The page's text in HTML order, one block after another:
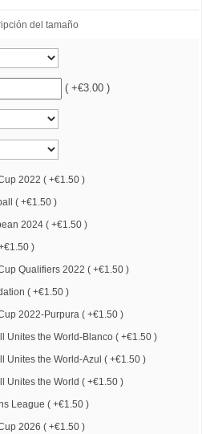
del tamaño
( +€3.00 )
2022 ( +€1.50 )
( +€1.50 )
2024 ( +€1.50 )
)
Qualifiers 2022 ( +€1.50 )
( +€1.50 )
2022-Purpura ( +€1.50 )
Unites the World-Blanco ( +€1.50 )
Unites the World-Azul ( +€1.50 )
Unites the World ( +€1.50 )
League ( +€1.50 )
2026 ( +€1.50 )